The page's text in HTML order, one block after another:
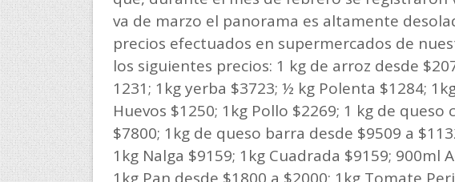
va de marzo el panorama es altamente
precios efectuados en supermercados de
los siguientes precios: 1 kg de arroz desde
1231; 1kg yerba $3723; ½ kg Polenta $1284;
Huevos $1250; 1kg Pollo $2269; 1 kg de
$7800; 1kg de queso barra desde $9509 a
1kg Nalga $9159; 1kg Cuadrada $9159; 900ml